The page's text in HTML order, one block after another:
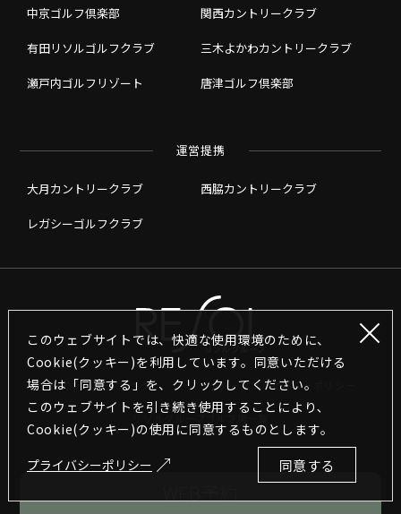
このウェブサイトでは、快適な使用環境のために、
Cookie(クッキー)を利用しています。同意いただける
場合は「同意する」を、クリックしてください。
このウェブサイトを引き続き使用することにより､
Cookie(クッキー)の使用に同意するものとします｡
プライバシーポリシー
同意する
中京ゴルフ倶楽部 関西カントリークラブ
有田リソルゴルフクラブ 三木よかわカントリークラブ
瀬戸内ゴルフリゾート 唐津ゴルフ倶楽部
運営提携
大月カントリークラブ 西脇カントリークラブ
レガシーゴルフクラブ
RESOLグループリンク グループプライバシーポリシー
Copyright © RESOL HOLDINGS CO., LTD. All Rights Reserved.